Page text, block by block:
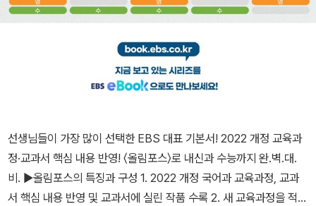
선생님들이 가장 많이 선택한 EBS 대표 기본서! 2022 개정 교육과
정·교과서 핵심 내용 반영! 〈올림포스〉로 내신과 수능까지 완.벽.대.
비. ▶올림포스의 특징과 구성 1. 2022 개정 국어과 교육과정, 교과
서 핵심 내용 반영 및 교과서에 실린 작품 수록 2. 새 교육과정을 적용